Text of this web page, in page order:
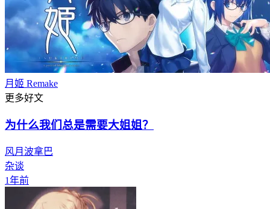
月姬 Remake
更多好文
为什么我们总是需要大姐姐？
风月波拿巴
杂谈
1年前